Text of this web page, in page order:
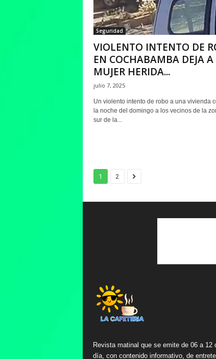
Seguridad
VIOLENTO INTENTO DE
EN COCHABAMBA DEJA
MUJER HERIDA...
julio 7, 2025
Un violento intento de robo a una vivienda
la noche del domingo a los vecinos de la
sur de la...
1 2
Revista matinal que se emite de 06 a 12
día, con contenido informativo, de